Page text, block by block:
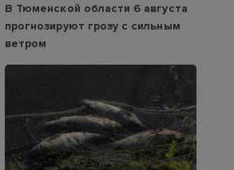
В Тюменской области 6 августа
прогнозируют грозу с сильным
ветром